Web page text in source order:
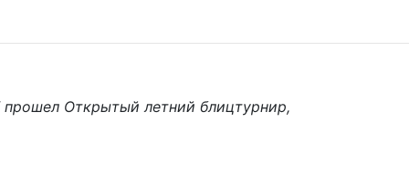
прошел Открытый летний блицтурнир,